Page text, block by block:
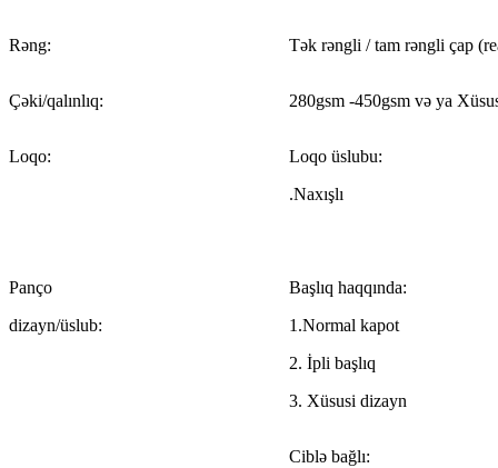
Rəng: Tək rəngli / tam rəngli çap
Çəki/qalınlıq: 280gsm -450gsm və ya
Loqo:
Loqo üslubu:
.Naxışlı
Panço
dizayn/üslub:
Başlıq haqqında:
1.Normal kapot
2. İpli başlıq
3. Xüsusi dizayn
Ciblə bağlı: